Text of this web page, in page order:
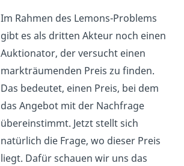
Im Rahmen des Lemons-Problems
gibt es als dritten Akteur noch einen
Auktionator, der versucht einen
markträumenden Preis zu finden.
Das bedeutet, einen Preis, bei dem
das Angebot mit der Nachfrage
übereinstimmt. Jetzt stellt sich
natürlich die Frage, wo dieser Preis
liegt. Dafür schauen wir uns das